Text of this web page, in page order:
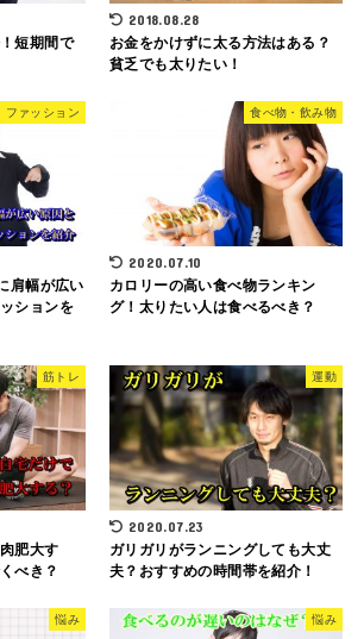
短期間で
2018.08.28
お金をかけずに太る方法はある？
貧乏でも太りたい！
ファッション
肩幅が広い
ションを
食べ物・飲み物
2020.07.10
カロリーの高い食べ物ランキン
グ！太りたい人は食べるべき？
筋トレ
肥大す
べき？
運動
2020.07.23
ガリガリがランニングしても大丈
夫？おすすめの時間帯を紹介！
悩み 悩み